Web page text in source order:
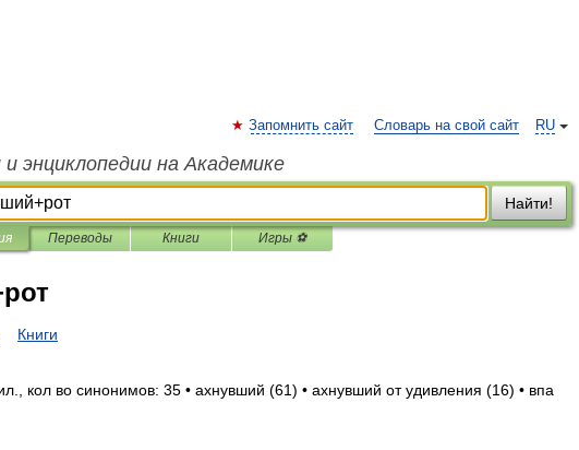
RU
Запомнить сайт Словарь на свой сайт
и энциклопедии на Академике
Найти!
Переводы Книги Игры ⚽
Книги
кол во синонимов: 35 • ахнувший (61) • ахнувший от удивления (16) • впа